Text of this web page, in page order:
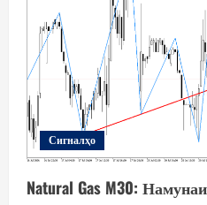
Сигналҳо
Natural Gas M30: